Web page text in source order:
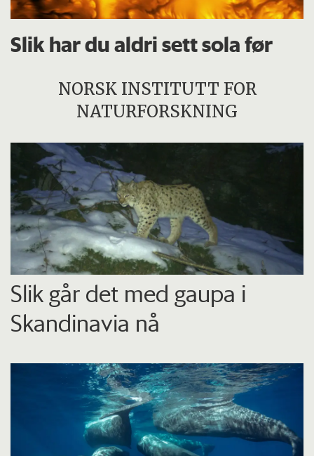
Slik har du aldri sett sola før
NORSK INSTITUTT FOR
NATURFORSKNING
Slik går det med gaupa i
Skandinavia nå